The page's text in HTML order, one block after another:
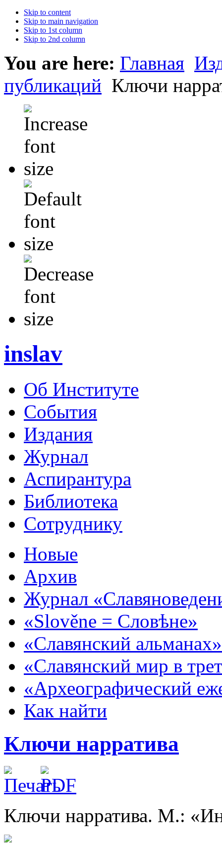
Skip to content
Skip to main navigation
Skip to 1st column
Skip to 2nd column
You are here: Главная
публикаций Ключи
inslav
Об Институте
События
Издания
Журнал
Аспирантура
Библиотека
Сотруднику
Новые
Архив
Журнал
«Slověne = Словѣне»
«Славянский альманах»
«Славянский мир в
«Археографический
Как найти
Ключи нарратива
Ключи нарратива. М.: